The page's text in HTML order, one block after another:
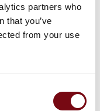
partners who
that you’ve
from your use
blæsere og
stoffer
være til stede i